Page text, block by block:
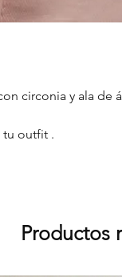
circonia y ala de
tu outfit .
Productos